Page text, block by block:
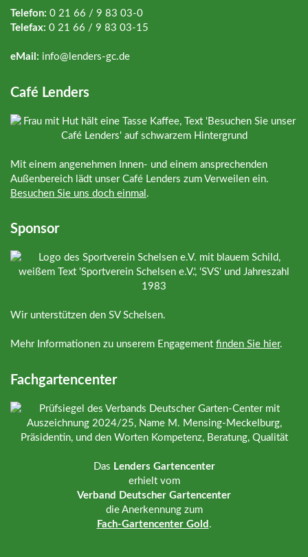
Telefon: 0 21 66 / 9 83 03-0
Telefax: 0 21 66 / 9 83 03-15
eMail: info@ lenders-gc.de
Café Lenders
Mit einem angenehmen Innen- und einem ansprechenden
Außenbereich lädt unser Café Lenders zum Verweilen ein.
Besuchen Sie uns doch einmal .
Sponsor
Wir unterstützen den SV Schelsen.
Mehr Informationen zu unserem Engagement finden Sie hier.
Fachgartencenter
Das Lenders Gartencenter
erhielt vom
Verband Deutscher Gartencenter
die Anerkennung zum
Fach-Gartencenter Gold .